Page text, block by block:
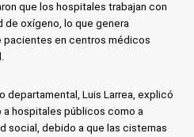
que los hospitales trabajan con
de oxígeno, lo que genera
pacientes en centros médicos
departamental, Luis Larrea, explicó
hospitales públicos como a
social, debido a que las cisternas